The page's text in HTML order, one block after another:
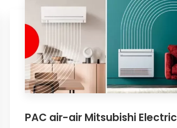
PAC air-air Mitsubishi Electric